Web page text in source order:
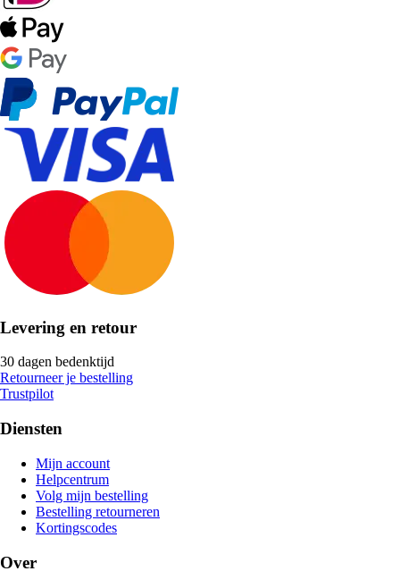
Levering en retour
30 dagen bedenktijd
Retourneer je bestelling
Trustpilot
Diensten
Mijn account
Helpcentrum
Volg mijn bestelling
Bestelling retourneren
Kortingscodes
Over